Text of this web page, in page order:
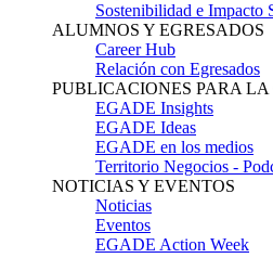
Sostenibilidad e Impacto
ALUMNOS Y EGRESADOS
Career Hub
Relación con Egresados
PUBLICACIONES PARA
EGADE Insights
EGADE Ideas
EGADE en los medios
Territorio Negocios -
NOTICIAS Y EVENTOS
Noticias
Eventos
EGADE Action Week